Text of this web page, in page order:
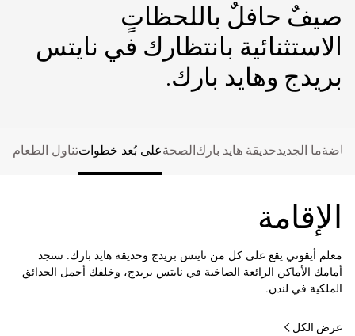
صيفٌ حافلٌ باللحظاتٍ
الاستثنائية بانتظارك في نايتس
بريدج وهايد بارك.
ما الجديدحديقة هايد بارك الصحةعلى بُعد خطواتتناول الطعام
الإقامة
معلم أيقوني يقع على كل من نايتس بريدج وحديقة هايد بارك. ستجد
أمامك الأماكن الرائعة الصاخبة في نايتس بريدج، وخلفك أجمل الحدائق
الملكية في لندن.
عرض الكل